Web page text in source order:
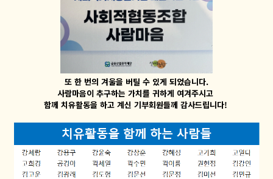
또 한 번의 겨울을 버틸 수 있게 되었습니다.
사람마음이 추구하는 가치를 귀하게 여겨주시고
함께 치유활동을 하고 계신 기부회원들께 감사드립니다!